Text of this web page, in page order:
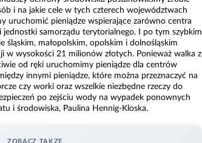
i na jakie cele w tych czterech województwach
uruchomić pieniądze wspierające zarówno centra
jednostki samorządu terytorialnego. I po tym szybkim
śląskim, małopolskim, opolskim i dolnośląskim
w wysokości 21 milionów złotych. Ponieważ walka z
od ręki uruchomimy pieniądze dla centrów
innymi pieniądze, które można przeznaczyć na
czy worki oraz wszelkie niezbędne rzeczy do
po zejściu wody na wypadek ponownych
i środowiska, Paulina Hennig-Kloska.
ZOBACZ TAKZE